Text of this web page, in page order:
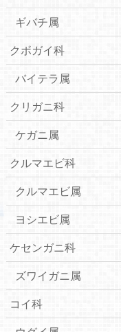
ギバチ属
クボガイ科
バイテラ属
クリガニ科
ケガニ属
クルマエビ科
クルマエビ属
ヨシエビ属
ケセンガニ科
ズワイガニ属
コイ科